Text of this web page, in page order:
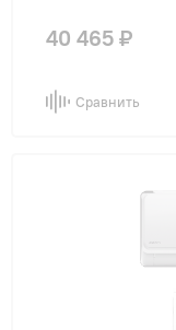
40 465 ₽
Сравнить